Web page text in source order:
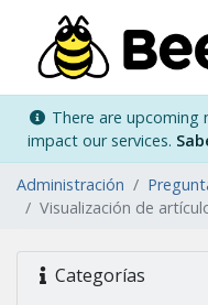
There are upcoming
impact our services.
Administración
Visualización de
Categorías